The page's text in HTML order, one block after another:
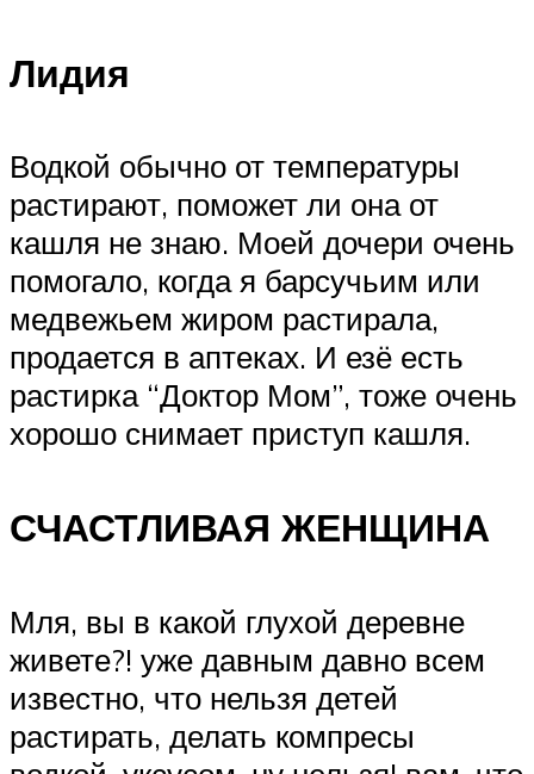
Лидия
Водкой обычно от температуры
растирают, поможет ли она от
кашля не знаю. Моей дочери очень
помогало, когда я барсучьим или
медвежьем жиром растирала,
продается в аптеках. И езё есть
растирка “Доктор Мом”, тоже очень
хорошо снимает приступ кашля.
СЧАСТЛИВАЯ ЖЕНЩИНА
Мля, вы в какой глухой деревне
живете?! уже давным давно всем
известно, что нельзя детей
растирать, делать компресы